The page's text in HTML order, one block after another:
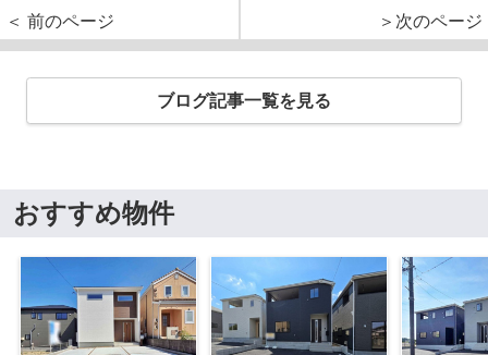
＜ 前のページ
＞次のページ
ブログ記事一覧を見る
おすすめ物件